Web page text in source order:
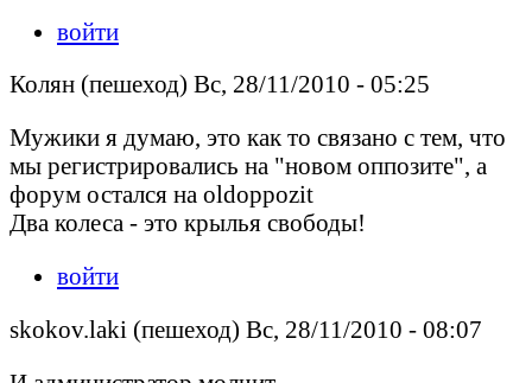
войти
Колян (пешеход) Вс, 28/11/2010 - 05:25
Мужики я думаю, это как то связано с тем, что
мы регистрировались на "новом оппозите", а
форум остался на oldoppozit
Два колеса - это крылья свободы!
войти
skokov.laki (пешеход) Вс, 28/11/2010 - 08:07